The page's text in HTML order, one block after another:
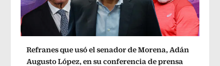
Refranes que usó el senador de Morena, Adán
Augusto López, en su conferencia de prensa